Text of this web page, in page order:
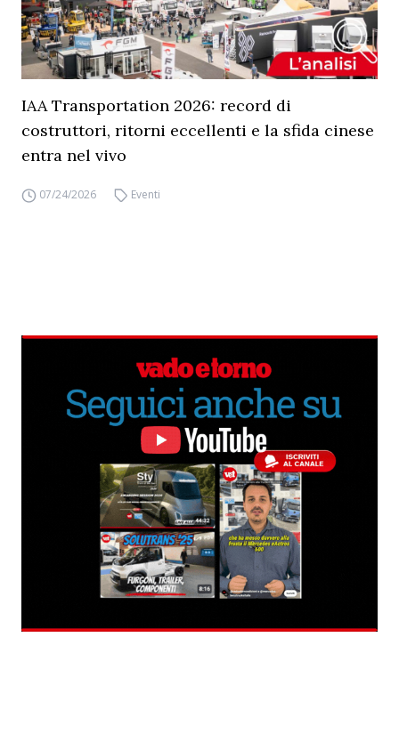
IAA Transportation 2026: record di
costruttori, ritorni eccellenti e la sfida cinese
entra nel vivo
07/24/2026 Eventi